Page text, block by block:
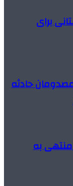
استانی برای
حادثه
به